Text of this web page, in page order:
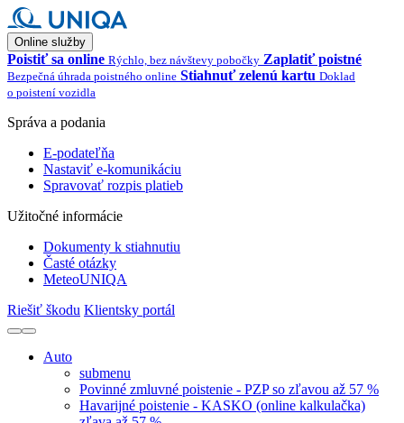
Online služby
Poistiť sa online Rýchlo, bez návštevy pobočky Zaplatiť poistné
Bezpečná úhrada poistného online Stiahnuť zelenú kartu Doklad
o poistení vozidla
Správa a podania
E-podateľňa
Nastaviť e-komunikáciu
Spravovať rozpis platieb
Užitočné informácie
Dokumenty k stiahnutiu
Časté otázky
MeteoUNIQA
Riešiť škodu Klientsky portál
Auto
submenu
Povinné zmluvné poistenie - PZP so zľavou až 57 %
Havarijné poistenie - KASKO (online kalkulačka)